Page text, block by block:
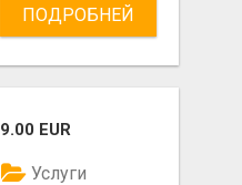
ПОДРОБНЕЙ
9.00 EUR
Услуги